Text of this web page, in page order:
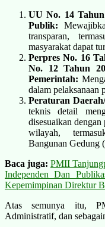
UU No. 14
Publik:
transparan,
masyarakat dapat
Perpres No. 16
No. 12 Tahun
Pemerintah:
dalam pelaksanaan
Peraturan
teknis detail
disesuaikan
wilayah,
Bangunan Gedung
Baca juga: PMII
Independen Dan
Kepemimpinan Direktur
Atas semunya itu,
Administratif, dan